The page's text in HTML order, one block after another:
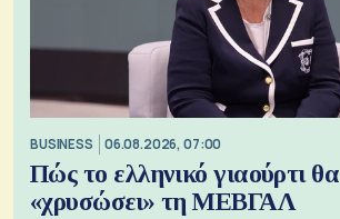
BUSINESS 06.08.2026, 07:00
Πώς το ελληνικό γιαούρτι θα
«χρυσώσει» τη ΜΕΒΓΑΛ